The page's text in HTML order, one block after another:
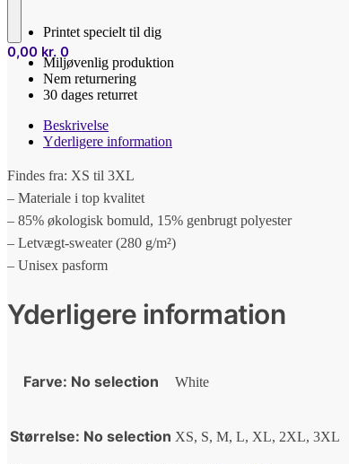
0,00 kr. 0
Printet specielt til dig
Miljøvenlig produktion
Nem returnering
30 dages returret
Beskrivelse
Yderligere information
Findes fra: XS til 3XL
– Materiale i top kvalitet
– 85% økologisk bomuld, 15% genbrugt polyester
– Letvægt-sweater (280 g/m²)
– Unisex pasform
Yderligere information
Farve: No selection White
Størrelse: No selection XS, S, M, L, XL, 2XL, 3XL